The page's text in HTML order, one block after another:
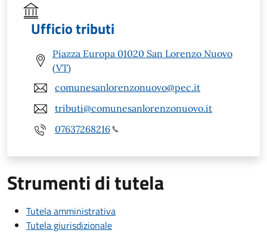
Ufficio tributi
Piazza Europa 01020 San Lorenzo Nuovo
(VT)
comunesanlorenzonuovo@pec.it
tributi@comunesanlorenzonuovo.it
07637268216
Strumenti di tutela
Tutela amministrativa
Tutela giurisdizionale